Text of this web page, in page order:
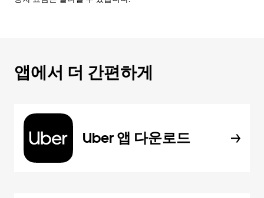
앱에서 더 간편하게
Uber 앱 다운로드